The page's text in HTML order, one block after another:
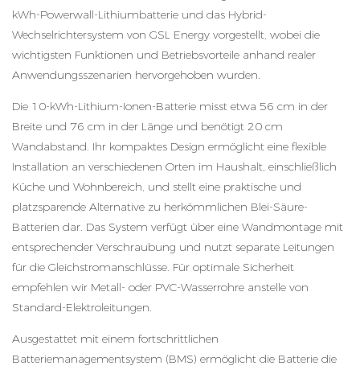
kWh-Powerwall-Lithiumbatterie und das Hybrid-
Wechselrichtersystem von GSL Energy vorgestellt, wobei die
wichtigsten Funktionen und Betriebsvorteile anhand realer
Anwendungsszenarien hervorgehoben wurden.
Die 10-kWh-Lithium-Ionen-Batterie misst etwa 56 cm in der
Breite und 76 cm in der Länge und benötigt 20 cm
Wandabstand. Ihr kompaktes Design ermöglicht eine flexible
Installation an verschiedenen Orten im Haushalt, einschließlich
Küche und Wohnbereich, und stellt eine praktische und
platzsparende Alternative zu herkömmlichen Blei-Säure-
Batterien dar. Das System verfügt über eine Wandmontage mit
entsprechender Verschraubung und nutzt separate Leitungen
für die Gleichstromanschlüsse. Für optimale Sicherheit
empfehlen wir Metall- oder PVC-Wasserrohre anstelle von
Standard-Elektroleitungen.
Ausgestattet mit einem fortschrittlichen
Batteriemanagementsystem (BMS) ermöglicht die Batterie die